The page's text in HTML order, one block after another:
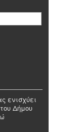
ενισχύει
Δήμου